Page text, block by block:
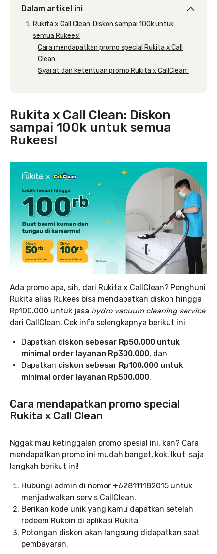
Dalam artikel ini
Rukita x Call Clean: Diskon sampai 100k untuk
semua Rukees!
Cara mendapatkan promo special Rukita x Call
Clean
Syarat dan ketentuan promo Rukita x CallClean:
Rukita x Call Clean: Diskon
sampai 100k untuk semua
Rukees!
Ada promo apa, sih, dari Rukita x CallClean? Penghuni
Rukita alias Rukees bisa mendapatkan diskon hingga
Rp100.000 untuk jasa hydro vacuum cleaning service
dari CallClean. Cek info selengkapnya berikut ini!
Dapatkan diskon sebesar Rp50.000 untuk
minimal order layanan Rp300.000, dan
Dapatkan diskon sebesar Rp100.000 untuk
minimal order layanan Rp500.000.
Cara mendapatkan promo special
Rukita x Call Clean
Nggak mau ketinggalan promo spesial ini, kan? Cara
mendapatkan promo ini mudah banget, kok. Ikuti saja
langkah berikut ini!
Hubungi admin di nomor +628111182015 untuk
menjadwalkan servis CallClean.
Berikan kode unik yang kamu dapatkan setelah
redeem Rukoin di aplikasi Rukita.
Potongan diskon akan langsung didapatkan saat
pembayaran.